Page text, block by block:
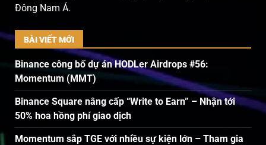
Đông Nam Á.
BÀI VIẾT MỚI
Binance công bố dự án HODLer Airdrops #56:
Momentum (MMT)
Binance Square nâng cấp “Write to Earn” – Nhận tới
50% hoa hồng phí giao dịch
Momentum sắp TGE với nhiều sự kiện lớn – Tham gia